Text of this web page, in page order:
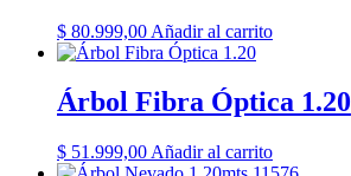
$ 80.999,00 Añadir al carrito
Árbol Fibra Óptica 1.20
$ 51.999,00 Añadir al carrito